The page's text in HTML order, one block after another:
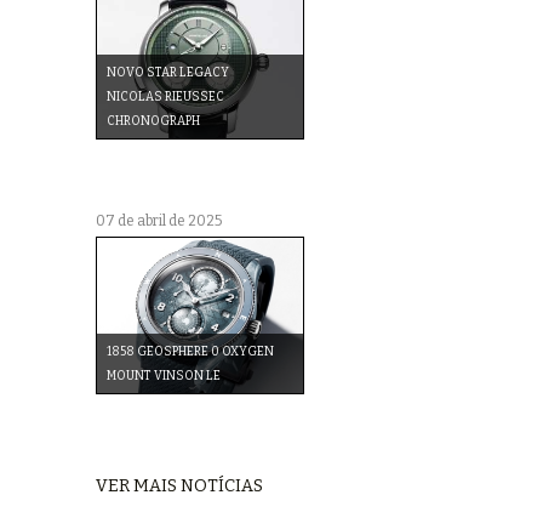
NOVO STAR LEGACY
NICOLAS RIEUSSEC
CHRONOGRAPH
07 de abril de 2025
1858 GEOSPHERE 0 OXYGEN
MOUNT VINSON LE
VER MAIS NOTÍCIAS